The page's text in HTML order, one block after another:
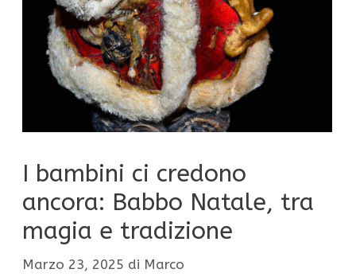
I bambini ci credono
ancora: Babbo Natale, tra
magia e tradizione
Marzo 23, 2025 di Marco